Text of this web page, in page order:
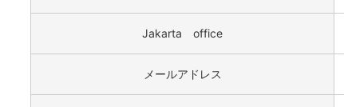
Jakarta office
メールアドレス